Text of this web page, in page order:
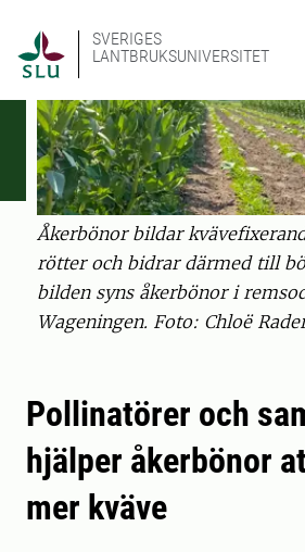
SVERIGES
LANTBRUKSUNIVERSITET
Åkerbönor bildar
rötter och bidrar därmed till
bilden syns åkerbönor i
Wageningen. Foto: Chloë
Pollinatörer och
hjälper åkerbönor
mer kväve